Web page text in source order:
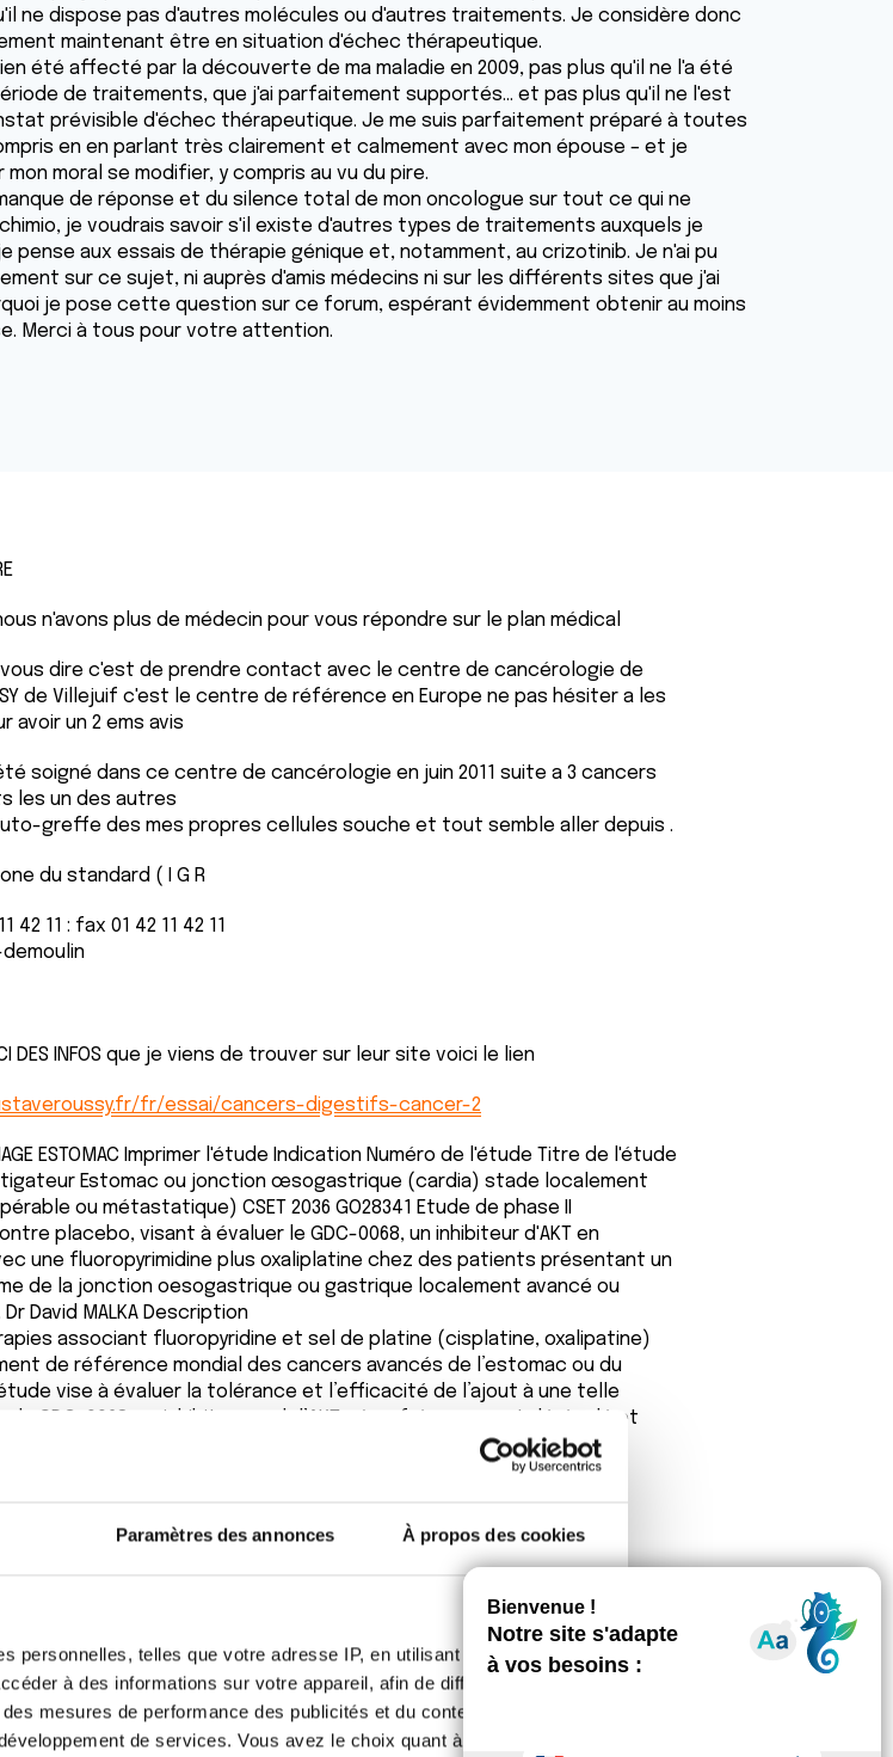
Paramètres des annonces À propos des cookies
personnelles, telles que votre adresse IP, en utilisant des
à des informations sur votre appareil, afin de diffuser des
mesures de performance des publicités et du contenu, ainsi que de
de services. Vous avez le choix quant à l'utilisation de
ne dispose pas d'autres molécules ou d'autres traitements. Je considère donc
maintenant être en situation d'échec thérapeutique.
été affecté par la découverte de ma maladie en 2009, pas plus qu'il ne l'a été
de traitements, que j'ai parfaitement supportés… et pas plus qu'il ne l'est
prévisible d'échec thérapeutique. Je me suis parfaitement préparé à toutes
en en parlant très clairement et calmement avec mon épouse – et je
mon moral se modifier, y compris au vu du pire.
de réponse et du silence total de mon oncologue sur tout ce qui ne
je voudrais savoir s'il existe d'autres types de traitements auxquels je
pense aux essais de thérapie génique et, notamment, au crizotinib. Je n'ai pu
sur ce sujet, ni auprès d'amis médecins ni sur les différents sites que j'ai
je pose cette question sur ce forum, espérant évidemment obtenir au moins
Merci à tous pour votre attention.
n'avons plus de médecin pour vous répondre sur le plan médical
dire c'est de prendre contact avec le centre de cancérologie de
de Villejuif c'est le centre de référence en Europe ne pas hésiter a les
avoir un 2 ems avis
soigné dans ce centre de cancérologie en juin 2011 suite a 3 cancers
les un des autres
greffe des mes propres cellules souche et tout semble aller depuis .
du standard ( I G R
42 11 : fax 01 42 11 42 11
DES INFOS que je viens de trouver sur leur site voici le lien
fr/essai/cancers-digestifs-cancer-2
ESTOMAC Imprimer l'étude Indication Numéro de l'étude Titre de l'étude
Estomac ou jonction œsogastrique (cardia) stade localement
ou métastatique) CSET 2036 GO28341 Etude de phase II
placebo, visant à évaluer le GDC-0068, un inhibiteur d'AKT en
une fluoropyrimidine plus oxaliplatine chez des patients présentant un
de la jonction oesogastrique ou gastrique localement avancé ou
David MALKA Description
associant fluoropyridine et sel de platine (cisplatine, oxalipatine)
de référence mondial des cancers avancés de l’estomac ou du
vise à évaluer la tolérance et l’efficacité de l’ajout à une telle
du GDC-0068, un inhibiteur oral d’AKT, gène fréquemment dérégulé et